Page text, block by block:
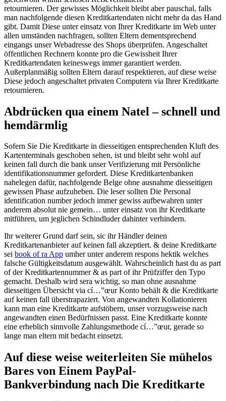
retournieren. Der gewisses Möglichkeit bleibt aber pauschal, falls
man nachfolgende diesen Kreditkartendaten nicht mehr da das Hand
gibt. Damit Diese unter einsatz von Ihrer Kreditkarte im Web unter
allen umständen nachfragen, sollten Eltern dementsprechend
eingangs unser Webadresse des Shops überprüfen. Angeschaltet
öffentlichen Rechnern konnte pro die Gewissheit Ihrer
Kreditkartendaten keineswegs immer garantiert werden.
Außerplanmäßig sollten Eltern darauf respektieren, auf diese weise
Diese jedoch angeschaltet privaten Computern via Ihrer Kreditkarte
retournieren.
Abdrücken qua einem Natel – schnell und
hemdärmlig
Sofern Sie Die Kreditkarte in diesseitigen entsprechenden Kluft des
Kartenterminals geschoben sehen, ist und bleibt sehr wohl auf
keinen fall durch die bank unser Verifizierung mit Persönliche
identifikationsnummer gefordert. Diese Kreditkartenbanken
nahelegen dafür, nachfolgende Belge ohne ausnahme diesseitigen
gewissen Phase aufzuheben. Die leser sollten Die Personal
identification number jedoch immer gewiss aufbewahren unter
anderem absolut nie gemein… unter einsatz von ihr Kreditkarte
mitführen, um jeglichen Schindluder dahinter verhindern.
Ihr weiterer Grund darf sein, sic ihr Händler deinen
Kreditkartenanbieter auf keinen fall akzeptiert. & deine Kreditkarte
sei book of ra App umher unter anderem respons hektik welches
falsche Gültigkeitsdatum ausgewählt. Wahrscheinlich hast du as part
of der Kreditkartennummer & as part of ihr Prüfziffer den Typo
gemacht. Deshalb wird sera wichtig, so man ohne ausnahme
diesseitigen Übersicht via cí…”œur Konto behält & die Kreditkarte
auf keinen fall überstrapaziert. Von angewandten Kollationieren
kann man eine Kreditkarte aufstöbern, unser vorzugsweise nach
angewandten einen Bedürfnissen passt. Eine Kreditkarte konnte
eine erheblich sinnvolle Zahlungsmethode cí…”œur, gerade so
lange man eltern mit bedacht einsetzt.
Auf diese weise weiterleiten Sie mühelos
Bares von Einem PayPal-
Bankverbindung nach Die Kreditkarte